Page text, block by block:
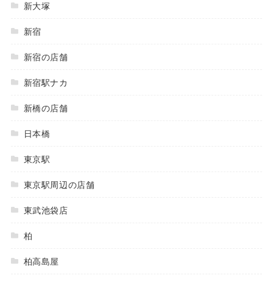
新大塚
新宿
新宿の店舗
新宿駅ナカ
新橋の店舗
日本橋
東京駅
東京駅周辺の店舗
東武池袋店
柏
柏高島屋